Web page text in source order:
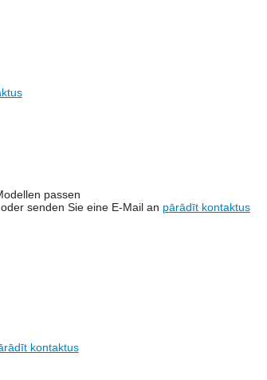
passen
senden Sie eine E-Mail an pārādīt kontaktus
kontaktus